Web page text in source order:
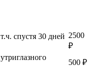
спустя 30 дней 2500
₽
500 ₽